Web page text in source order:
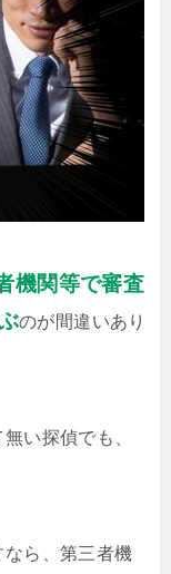
機関等で審査
のが間違いあり
い探偵でも、
ら、第三者機